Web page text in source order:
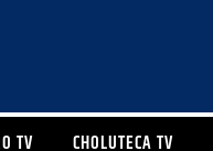
TV CHOLUTECA TV